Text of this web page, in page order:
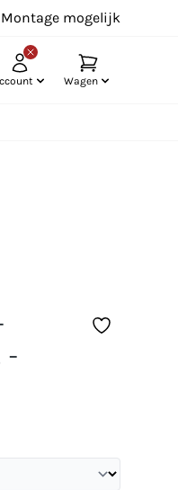
Montage mogelijk
Wagen
-